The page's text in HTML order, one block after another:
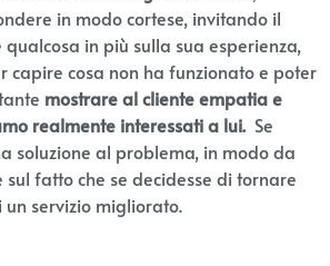
in modo cortese, invitando il
in più sulla sua esperienza,
capire cosa non ha funzionato e poter
mostrare al cliente empatia e
realmente interessati a lui.Se
soluzione al problema, in modo da
sul fatto che se decidesse di tornare
servizio migliorato.